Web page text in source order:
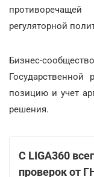
регуляторной
Бизнес-сообщество
Государственной
позицию и учет
решения.
С LIGA360
проверок от